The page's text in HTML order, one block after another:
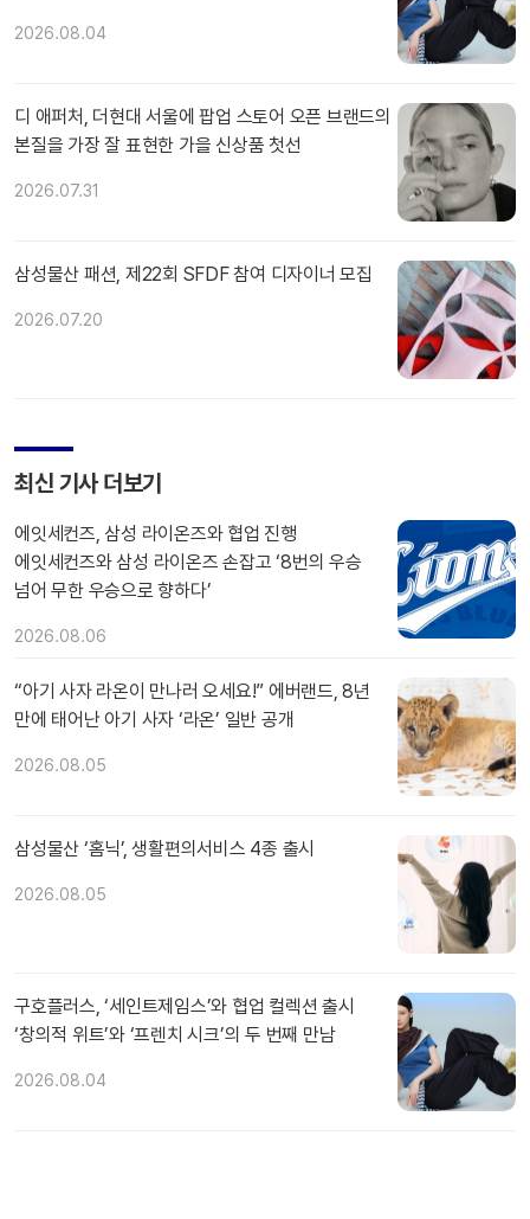
2026.08.04
디 애퍼처, 더현대 서울에 팝업 스토어 오픈 브랜드의
본질을 가장 잘 표현한 가을 신상품 첫선
2026.07.31
삼성물산 패션, 제22회 SFDF 참여 디자이너 모집
2026.07.20
최신 기사 더보기
에잇세컨즈, 삼성 라이온즈와 협업 진행
에잇세컨즈와 삼성 라이온즈 손잡고 ‘8번의 우승
넘어 무한 우승으로 향하다’
2026.08.06
“아기 사자 라온이 만나러 오세요!” 에버랜드, 8년
만에 태어난 아기 사자 ‘라온’ 일반 공개
2026.08.05
삼성물산 ‘홈닉’, 생활편의서비스 4종 출시
2026.08.05
구호플러스, ‘세인트제임스’와 협업 컬렉션 출시
‘창의적 위트’와 ‘프렌치 시크’의 두 번째 만남
2026.08.04